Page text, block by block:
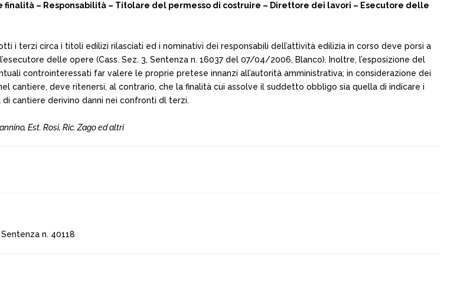
finalità – Responsabilità – Titolare del permesso di costruire – Direttore dei lavori – Esecutore delle
i terzi circa i titoli edilizi rilasciati ed i nominativi dei responsabili dell’attività edilizia in corso deve porsi a
delle opere (Cass. Sez. 3, Sentenza n. 16037 del 07/04/2006, Blanco). Inoltre, l’esposizione del
controinteressati far valere le proprie pretese innanzi all’autorità amministrativa; in considerazione dei
cantiere, deve ritenersi, al contrario, che la finalità cui assolve il suddetto obbligo sia quella di indicare i
cantiere derivino danni nei confronti dl terzi.
Est. Rosi, Ric. Zago ed altri
n. 40118